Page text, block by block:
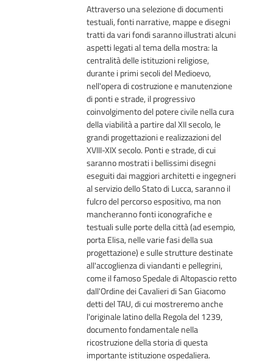
Attraverso una selezione di documenti
testuali, fonti narrative, mappe e disegni
tratti da vari fondi saranno illustrati alcuni
aspetti legati al tema della mostra: la
centralità delle istituzioni religiose,
durante i primi secoli del Medioevo,
nell'opera di costruzione e manutenzione
di ponti e strade, il progressivo
coinvolgimento del potere civile nella cura
della viabilità a partire dal XII secolo, le
grandi progettazioni e realizzazioni del
XVIII-XIX secolo. Ponti e strade, di cui
saranno mostrati i bellissimi disegni
eseguiti dai maggiori architetti e ingegneri
al servizio dello Stato di Lucca, saranno il
fulcro del percorso espositivo, ma non
mancheranno fonti iconografiche e
testuali sulle porte della città (ad esempio,
porta Elisa, nelle varie fasi della sua
progettazione) e sulle strutture destinate
all'accoglienza di viandanti e pellegrini,
come il famoso Spedale di Altopascio retto
dall'Ordine dei Cavalieri di San Giacomo
detti del TAU, di cui mostreremo anche
l'originale latino della Regola del 1239,
documento fondamentale nella
ricostruzione della storia di questa
importante istituzione ospedaliera.